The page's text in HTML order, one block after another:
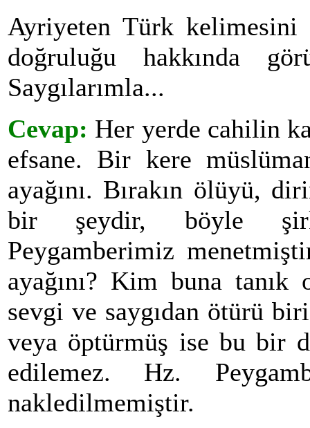
Ayriyeten Türk
doğruluğu hakkında
Saygılarımla...
Cevap: Her yerde cahilin
efsane. Bir kere
ayağını. Bırakın ölüyü,
bir şeydir, böyle şirki
Peygamberimiz
ayağını? Kim buna
sevgi ve saygıdan ötürü
veya öptürmüş ise bu bir
edilemez. Hz.
nakledilmemiştir.